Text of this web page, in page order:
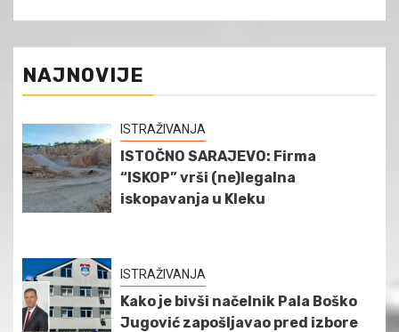
NAJNOVIJE
ISTRAŽIVANJA
ISTOČNO SARAJEVO: Firma
“ISKOP” vrši (ne)legalna
iskopavanja u Kleku
ISTRAŽIVANJA
Kako je bivši načelnik Pala Boško
Jugović zapošljavao pred izbore